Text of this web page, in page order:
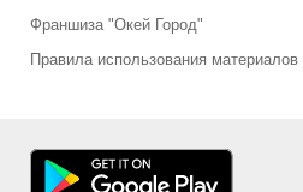
Франшиза "Окей Город"
Правила использования материалов